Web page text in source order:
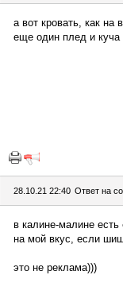
а вот кровать, как на
еще один плед и куча
28.10.21 22:40 Ответ на
в калине-малине
на мой вкус, если
это не реклама)))